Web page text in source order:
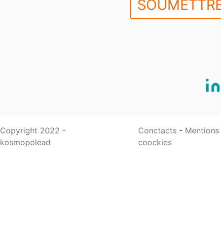
Copyright 2022 -
kosmopolead
Conctacts -
coockies